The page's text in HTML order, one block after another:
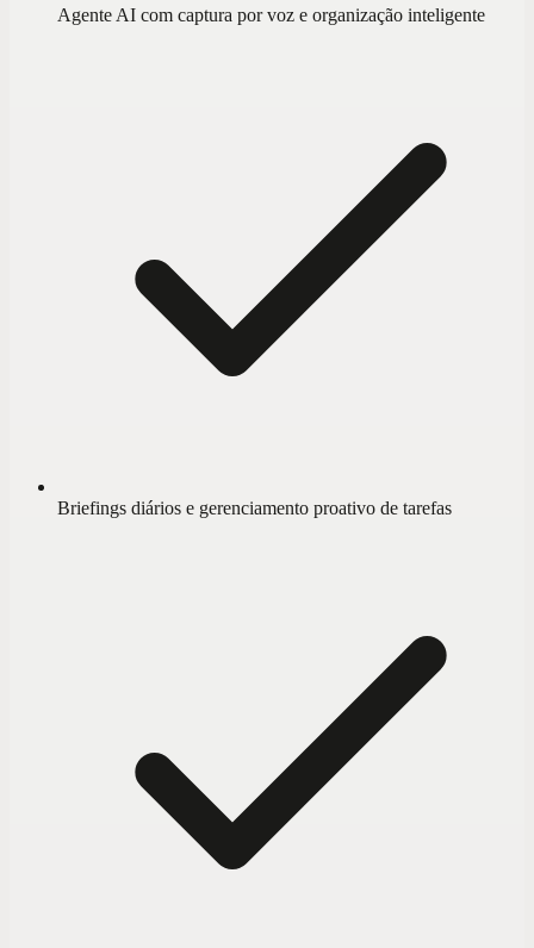
Agente AI com captura por voz e organização inteligente
Briefings diários e gerenciamento proativo de tarefas